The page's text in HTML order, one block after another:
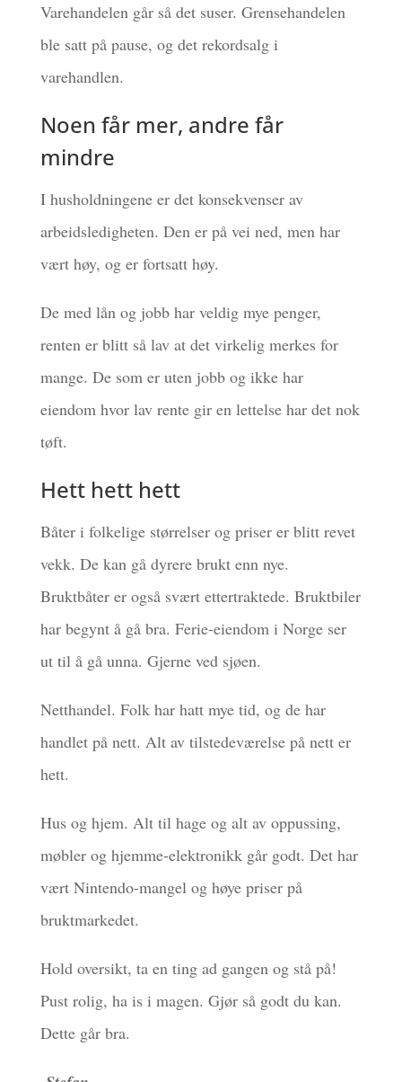
Varehandelen går så det suser. Grensehandelen
ble satt på pause, og det rekordsalg i
varehandlen.
Noen får mer, andre får
mindre
I husholdningene er det konsekvenser av
arbeidsledigheten. Den er på vei ned, men har
vært høy, og er fortsatt høy.
De med lån og jobb har veldig mye penger,
renten er blitt så lav at det virkelig merkes for
mange. De som er uten jobb og ikke har
eiendom hvor lav rente gir en lettelse har det nok
tøft.
Hett hett hett
Båter i folkelige størrelser og priser er blitt revet
vekk. De kan gå dyrere brukt enn nye.
Bruktbåter er også svært ettertraktede. Bruktbiler
har begynt å gå bra. Ferie-eiendom i Norge ser
ut til å gå unna. Gjerne ved sjøen.
Netthandel. Folk har hatt mye tid, og de har
handlet på nett. Alt av tilstedeværelse på nett er
hett.
Hus og hjem. Alt til hage og alt av oppussing,
møbler og hjemme-elektronikk går godt. Det har
vært Nintendo-mangel og høye priser på
bruktmarkedet.
Hold oversikt, ta en ting ad gangen og stå på!
Pust rolig, ha is i magen. Gjør så godt du kan.
Dette går bra.